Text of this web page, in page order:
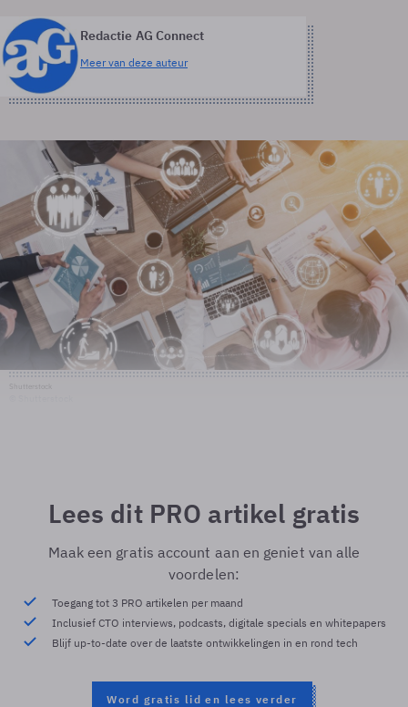
Redactie AG Connect
Meer van deze auteur
Lees dit PRO artikel gratis
Maak een gratis account aan en geniet van alle
voordelen:
Toegang tot 3 PRO artikelen per maand
Inclusief CTO interviews, podcasts, digitale specials en whitepapers
Blijf up-to-date over de laatste ontwikkelingen in en rond tech
Word gratis lid en lees verder